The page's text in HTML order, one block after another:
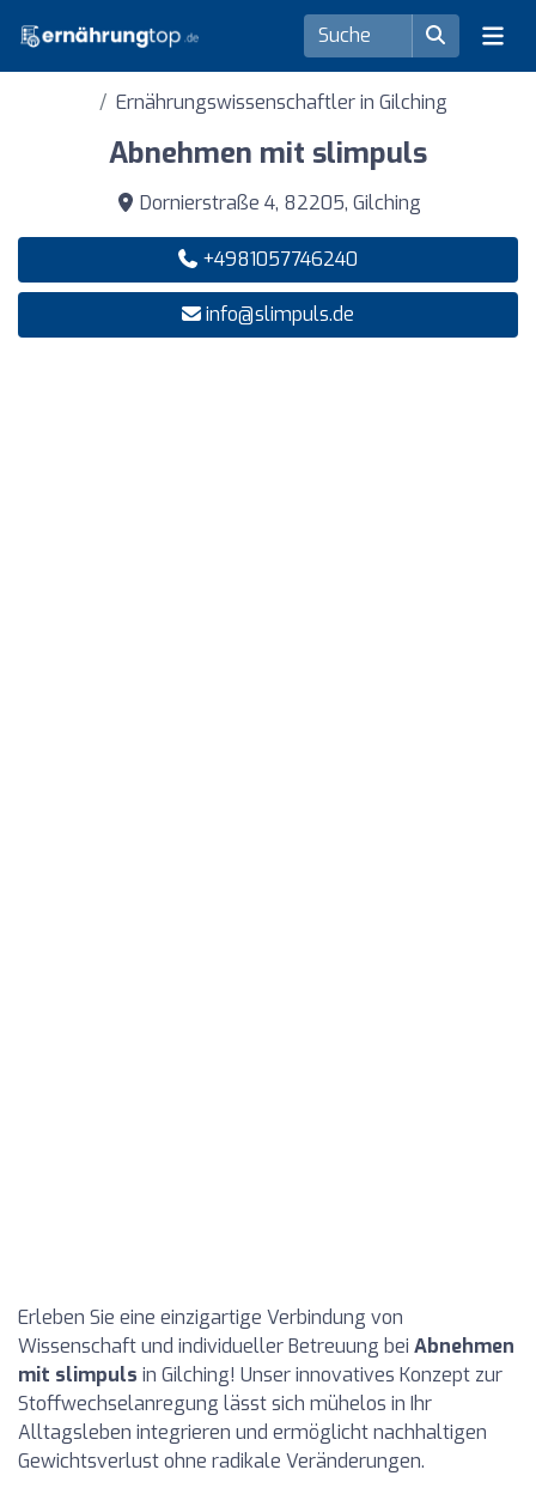
Ernährungswissenschaftler in Gilching
Abnehmen mit slimpuls
Dornierstraße 4, 82205, Gilching
+4981057746240
info@slimpuls.de
Erleben Sie eine einzigartige Verbindung von
Wissenschaft und individueller Betreuung bei Abnehmen
mit slimpuls in Gilching! Unser innovatives Konzept zur
Stoffwechselanregung lässt sich mühelos in Ihr
Alltagsleben integrieren und ermöglicht nachhaltigen
Gewichtsverlust ohne radikale Veränderungen.